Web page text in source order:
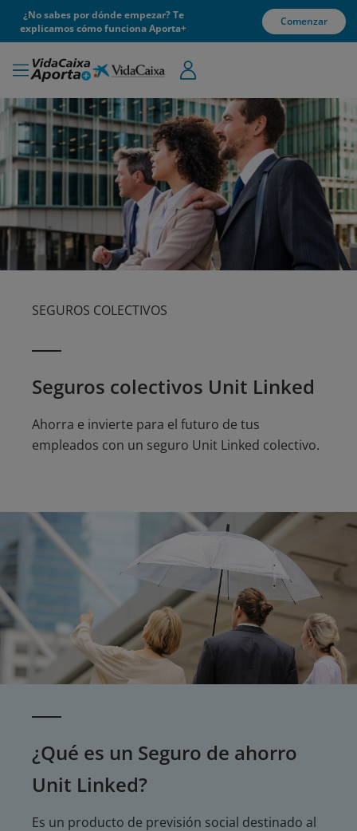
¿No sabes por dónde empezar? Te
explicamos cómo funciona Aporta+
Comenzar
SEGUROS COLECTIVOS
Seguros colectivos Unit Linked
Ahorra e invierte para el futuro de tus
empleados con un seguro Unit Linked colectivo.
¿Qué es un Seguro de ahorro
Unit Linked?
Es un producto de previsión social destinado al